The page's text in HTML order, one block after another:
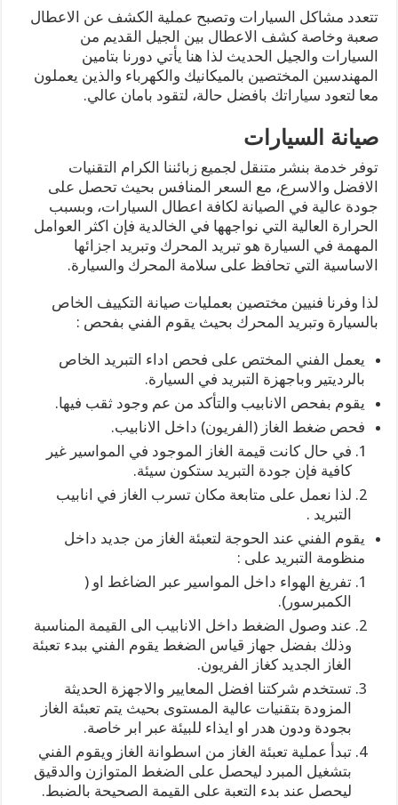
تتعدد مشاكل السيارات وتصبح عملية الكشف عن الاعطال
صعبة وخاصة كشف الاعطال بين الجيل القديم من
السيارات والجيل الحديث لذا هنا يأتي دورنا بتامين
المهندسين المختصين بالميكانيك والكهرباء والذين يعملون
معا لتعود سياراتك بافضل حالة، لتقود بامان عالي.
صيانة السيارات
توفر خدمة بنشر متنقل لجميع زبائننا الكرام التقنيات
الافضل والاسرع، مع السعر المنافس بحيث تحصل على
جودة عالية في الصيانة لكافة اعطال السيارات، وبسبب
الحرارة العالية التي نواجهها في الخالدية فإن اكثر العوامل
المهمة في السيارة هو تبريد المحرك وتبريد اجزائها
الاساسية التي تحافظ على سلامة المحرك والسيارة.
لذا وفرنا فنيين مختصين بعمليات صيانة التكييف الخاص
بالسيارة وتبريد المحرك بحيث يقوم الفني بفحص :
يعمل الفني المختص على فحص اداء التبريد الخاص
بالرديتير وباجهزة التبريد في السيارة.
يقوم بفحص الانابيب والتأكد من عم وجود ثقب فيها.
فحص ضغط الغاز (الفريون) داخل الانابيب.
في حال كانت قيمة الغاز الموجود في المواسير غير
كافية فإن جودة التبريد ستكون سيئة.
لذا نعمل على متابعة مكان تسرب الغاز في انابيب
التبريد .
يقوم الفني عند الحوجة لتعبئة الغاز من جديد داخل
منظومة التبريد على :
تفريغ الهواء داخل المواسير عبر الضاغط او (
الكمبرسور).
عند وصول الضغط داخل الانابيب الى القيمة المناسبة
وذلك بفضل جهاز قياس الضغط يقوم الفني ببدء تعبئة
الغاز الجديد كغاز الفريون.
تستخدم شركتنا افضل المعايير والاجهزة الحديثة
المزودة بتقنيات عالية المستوى بحيث يتم تعبئة الغاز
بجودة ودون هدر او ايذاء للبيئة عبر ابر خاصة.
تبدأ عملية تعبئة الغاز من اسطوانة الغاز ويقوم الفني
بتشغيل المبرد ليحصل على الضغط المتوازن والدقيق
ليحصل عند بدء التعبة على القيمة الصحيحة بالضبط.